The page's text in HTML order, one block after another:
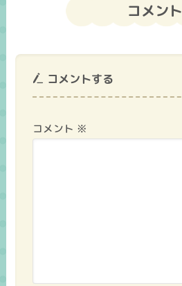
コメント
コメントする
コメント ※